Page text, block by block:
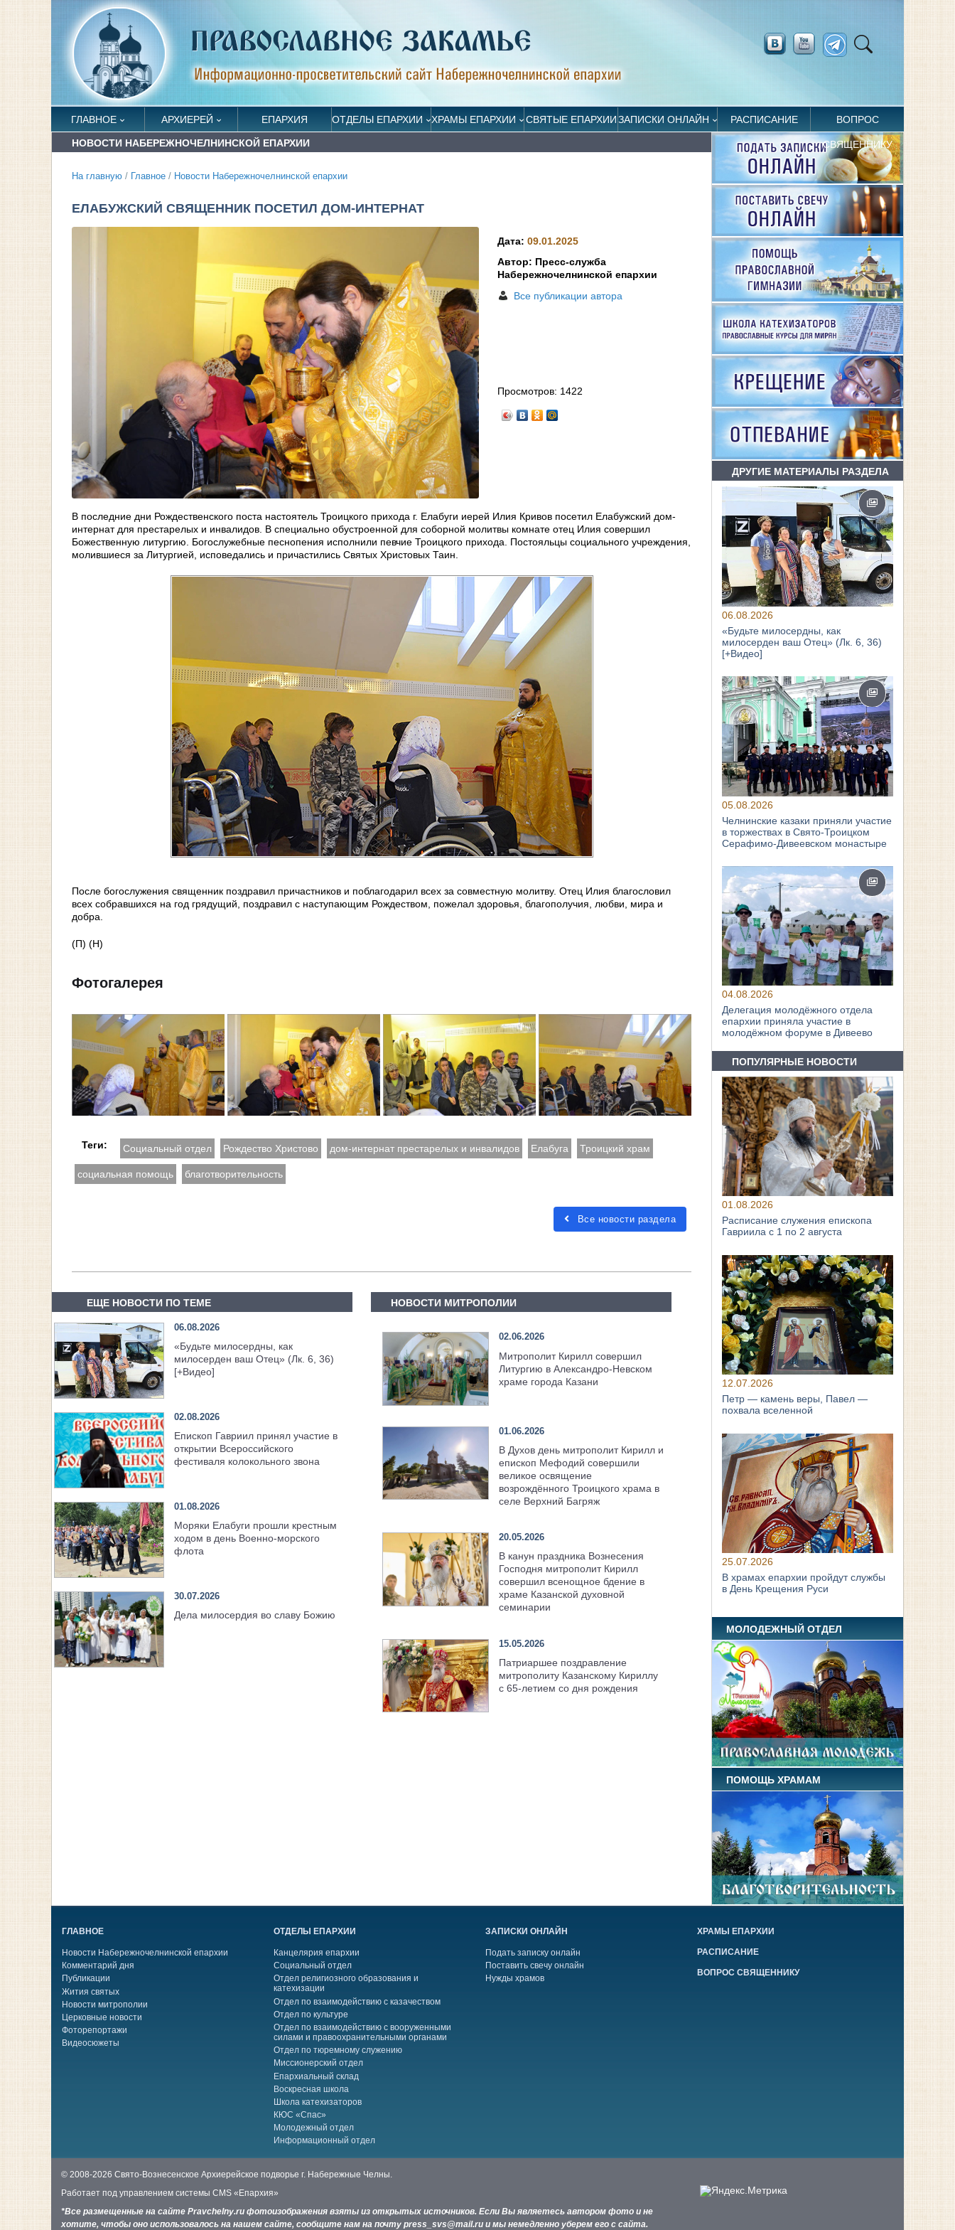
ГЛАВНОЕ АРХИЕРЕЙ ЕПАРХИЯ ОТДЕЛЫ ЕПАРХИИ ХРАМЫ ЕПАРХИИ СВЯТЫЕ ЕПАРХИИЗАПИСКИ ОНЛАЙН РАСПИСАНИЕ ВОПРОС
СВЯЩЕННИКУ
НОВОСТИ НАБЕРЕЖНОЧЕЛНИНСКОЙ ЕПАРХИИ
На главную / Главное / Новости Набережночелнинской епархии
ЕЛАБУЖСКИЙ СВЯЩЕННИК ПОСЕТИЛ ДОМ-ИНТЕРНАТ
Дата:09.01.2025
Автор: Пресс-служба
Набережночелнинской епархии
Все публикации автора
Просмотров: 1422
В последние дни Рождественского поста настоятель Троицкого прихода г. Елабуги иерей Илия Кривов посетил Елабужский дом-
интернат для престарелых и инвалидов. В специально обустроенной для соборной молитвы комнате отец Илия совершил
Божественную литургию. Богослужебные песнопения исполнили певчие Троицкого прихода. Постояльцы социального учреждения,
молившиеся за Литургией, исповедались и причастились Святых Христовых Таин.
После богослужения священник поздравил причастников и поблагодарил всех за совместную молитву. Отец Илия благословил
всех собравшихся на год грядущий, поздравил с наступающим Рождеством, пожелал здоровья, благополучия, любви, мира и
добра.
(П) (Н)
Фотогалерея
Теги: Социальный отдел Рождество Христово дом-интернат престарелых и инвалидов Елабуга Троицкий храм
социальная помощь благотворительность
Все новости раздела
ЕЩЕ НОВОСТИ ПО ТЕМЕ
06.08.2026
«Будьте милосердны, как
милосерден ваш Отец» (Лк. 6, 36)
[+Видео]
02.08.2026
Епископ Гавриил принял участие в
открытии Всероссийского
фестиваля колокольного звона
01.08.2026
Моряки Елабуги прошли крестным
ходом в день Военно‑морского
флота
30.07.2026
Дела милосердия во славу Божию
НОВОСТИ МИТРОПОЛИИ
02.06.2026
Митрополит Кирилл совершил
Литургию в Александро-Невском
храме города Казани
01.06.2026
В Духов день митрополит Кирилл и
епископ Мефодий совершили
великое освящение
возрождённого Троицкого храма в
селе Верхний Багряж
20.05.2026
В канун праздника Вознесения
Господня митрополит Кирилл
совершил всенощное бдение в
храме Казанской духовной
семинарии
15.05.2026
Патриаршее поздравление
митрополиту Казанскому Кириллу
с 65-летием со дня рождения
ДРУГИЕ МАТЕРИАЛЫ РАЗДЕЛА
06.08.2026
«Будьте милосердны, как
милосерден ваш Отец» (Лк. 6, 36)
[+Видео]
05.08.2026
Челнинские казаки приняли участие
в торжествах в Свято‑Троицком
Серафимо‑Дивеевском монастыре
04.08.2026
Делегация молодёжного отдела
епархии приняла участие в
молодёжном форуме в Дивеево
ПОПУЛЯРНЫЕ НОВОСТИ
01.08.2026
Расписание служения епископа
Гавриила с 1 по 2 августа
12.07.2026
Петр — камень веры, Павел —
похвала вселенной
25.07.2026
В храмах епархии пройдут службы
в День Крещения Руси
МОЛОДЕЖНЫЙ ОТДЕЛ
ПОМОЩЬ ХРАМАМ
ГЛАВНОЕ
Новости Набережночелнинской епархии
Комментарий дня
Публикации
Жития святых
Новости митрополии
Церковные новости
Фоторепортажи
Видеосюжеты
ОТДЕЛЫ ЕПАРХИИ
Канцелярия епархии
Социальный отдел
Отдел религиозного образования и
катехизации
Отдел по взаимодействию с казачеством
Отдел по культуре
Отдел по взаимодействию с вооруженными
силами и правоохранительными органами
Отдел по тюремному служению
Миссионерский отдел
Епархиальный склад
Воскресная школа
Школа катехизаторов
КЮС «Спас»
Молодежный отдел
Информационный отдел
ЗАПИСКИ ОНЛАЙН
Подать записку онлайн
Поставить свечу онлайн
Нужды храмов
ХРАМЫ ЕПАРХИИ
РАСПИСАНИЕ
ВОПРОС СВЯЩЕННИКУ
© 2008-2026 Свято-Вознесенское Архиерейское подворье г. Набережные Челны.
Работает под управлением системы CMS «Епархия»
*Все размещенные на сайте Pravchelny.ru фотоизображения взяты из открытых источников. Если Вы являетесь автором фото и не
хотите, чтобы оно использовалось на нашем сайте, сообщите нам на почту press_svs@mail.ru и мы немедленно уберем его с сайта.